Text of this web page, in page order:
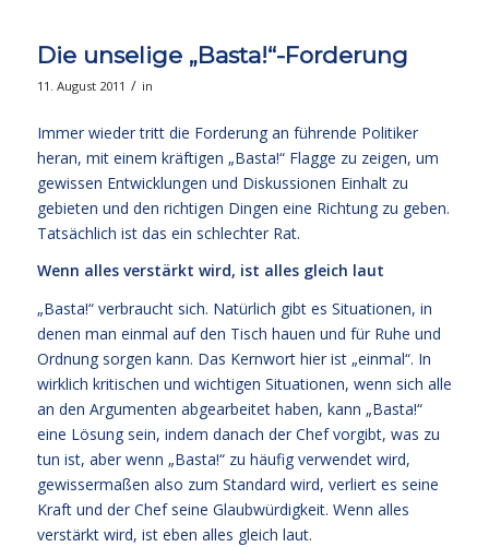
Die unselige „Basta!“-Forderung
11. August 2011 / in
Immer wieder tritt die Forderung an führende Politiker
heran, mit einem kräftigen „Basta!“ Flagge zu zeigen, um
gewissen Entwicklungen und Diskussionen Einhalt zu
gebieten und den richtigen Dingen eine Richtung zu geben.
Tatsächlich ist das ein schlechter Rat.
Wenn alles verstärkt wird, ist alles gleich laut
„Basta!“ verbraucht sich. Natürlich gibt es Situationen, in
denen man einmal auf den Tisch hauen und für Ruhe und
Ordnung sorgen kann. Das Kernwort hier ist „einmal“. In
wirklich kritischen und wichtigen Situationen, wenn sich alle
an den Argumenten abgearbeitet haben, kann „Basta!“
eine Lösung sein, indem danach der Chef vorgibt, was zu
tun ist, aber wenn „Basta!“ zu häufig verwendet wird,
gewissermaßen also zum Standard wird, verliert es seine
Kraft und der Chef seine Glaubwürdigkeit. Wenn alles
verstärkt wird, ist eben alles gleich laut.